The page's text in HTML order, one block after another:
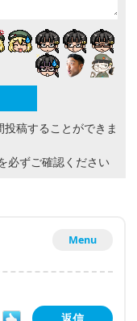
稿することができま
必ずご確認ください
Menu